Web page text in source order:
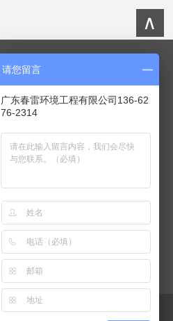
关注我们
春雷公众号
∧
请您留言
广东春雷环境工程有限公司136-62
76-2314